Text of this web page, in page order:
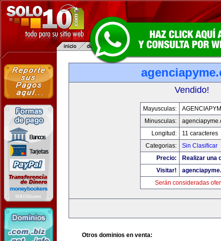
Vendido!
Mayusculas:
Minusculas:
Longitud:
11 caracteres
Categorias:
Sin Clasificar
Precio:
Realizar una
Visitar!
Serán consideradas
Otros dominios en venta: